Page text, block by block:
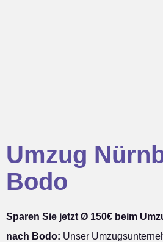
Umzug
Bodo
Sparen Sie jetzt Ø 150€ beim
nach Bodo: Unser